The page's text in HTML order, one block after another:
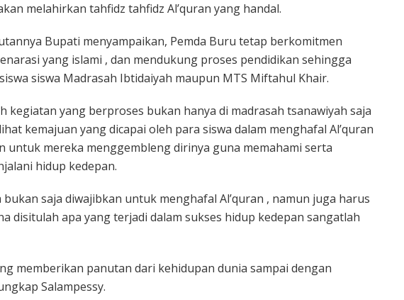
melahirkan tahfidz tahfidz Al’quran yang handal.
Bupati menyampaikan, Pemda Buru tetap berkomitmen
yang islami , dan mendukung proses pendidikan sehingga
siswa Madrasah Ibtidaiyah maupun MTS Miftahul Khair.
kegiatan yang berproses bukan hanya di madrasah tsanawiyah saja
kemajuan yang dicapai oleh para siswa dalam menghafal Al’quran
untuk mereka menggembleng dirinya guna memahami serta
hidup kedepan.
saja diwajibkan untuk menghafal Al’quran , namun juga harus
disitulah apa yang terjadi dalam sukses hidup kedepan sangatlah
memberikan panutan dari kehidupan dunia sampai dengan
Salampessy.